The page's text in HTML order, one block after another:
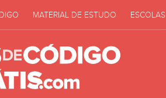
MATERIAL DE ESTUDO ESCOLAS